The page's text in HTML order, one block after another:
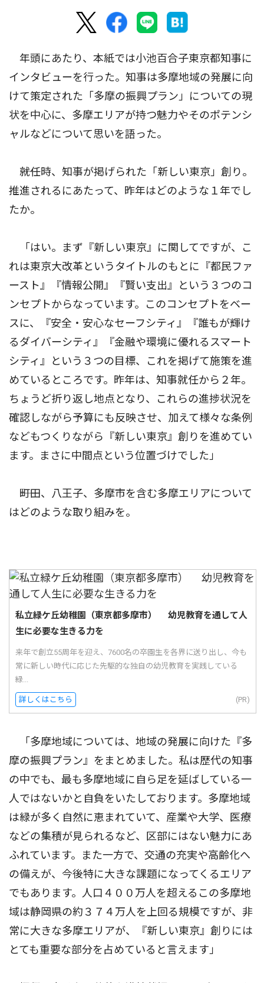
年頭にあたり、本紙では小池百合子東京都知事に
インタビューを行った。知事は多摩地域の発展に向
けて策定された「多摩の振興プラン」についての現
状を中心に、多摩エリアが持つ魅力やそのポテンシ
ャルなどについて思いを語った。
――就任時、知事が掲げられた「新しい東京」創り。
推進されるにあたって、昨年はどのような１年でし
たか。
「はい。まず『新しい東京』に関してですが、こ
れは東京大改革というタイトルのもとに『都民ファ
ースト』『情報公開』『賢い支出』という３つのコ
ンセプトからなっています。このコンセプトをベー
スに、『安全・安心なセーフシティ』『誰もが輝け
るダイバーシティ』『金融や環境に優れるスマート
シティ』という３つの目標、これを掲げて施策を進
めているところです。昨年は、知事就任から２年。
ちょうど折り返し地点となり、これらの進捗状況を
確認しながら予算にも反映させ、加えて様々な条例
などもつくりながら『新しい東京』創りを進めてい
ます。まさに中間点という位置づけでした」
――町田、八王子、多摩市を含む多摩エリアについて
はどのような取り組みを。
私立緑ケ丘幼稚園（東京都多摩市） 幼児教育を通して人
生に必要な生きる力を
来年で創立55周年を迎え、7600名の卒園生を各界に送り出し、今も
常に新しい時代に応じた先駆的な独自の幼児教育を実践している
緑...
詳しくはこちら (PR)
「多摩地域については、地域の発展に向けた『多
摩の振興プラン』をまとめました。私は歴代の知事
の中でも、最も多摩地域に自ら足を延ばしている一
人ではないかと自負をいたしております。多摩地域
は緑が多く自然に恵まれていて、産業や大学、医療
などの集積が見られるなど、区部にはない魅力にあ
ふれています。また一方で、交通の充実や高齢化へ
の備えが、今後特に大きな課題になってくるエリア
でもあります。人口４００万人を超えるこの多摩地
域は静岡県の約３７４万人を上回る規模ですが、非
常に大きな多摩エリアが、『新しい東京』創りには
とても重要な部分を占めていると言えます」